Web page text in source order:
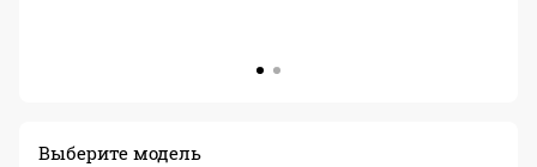
Выберите модель